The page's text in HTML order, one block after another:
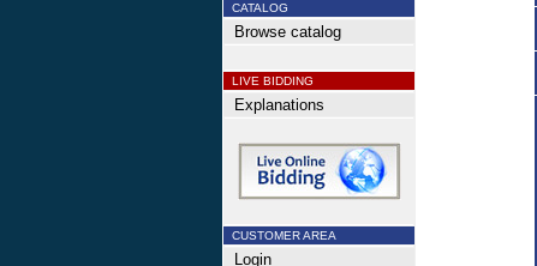
CATALOG
Browse catalog
LIVE BIDDING
Explanations
CUSTOMER AREA
Login